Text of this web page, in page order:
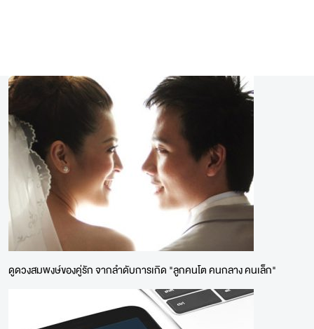
ดูดวงสมพงษ์ของคู่รัก จากลำดับการเกิด "ลูกคนโต คนกลาง คนเล็ก"